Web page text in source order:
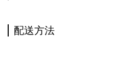
配送方法